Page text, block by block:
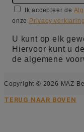
Ik accepteer de
onze Privacy verklaring
U kunt op elk
Hiervoor kunt u
de algemene
Copyright © 2026 MAZ
TERUG NAAR BOVEN